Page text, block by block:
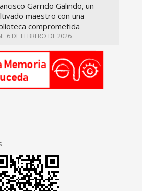
Garrido Galindo, un
maestro con una
comprometida
6 DE FEBRERO DE 2026